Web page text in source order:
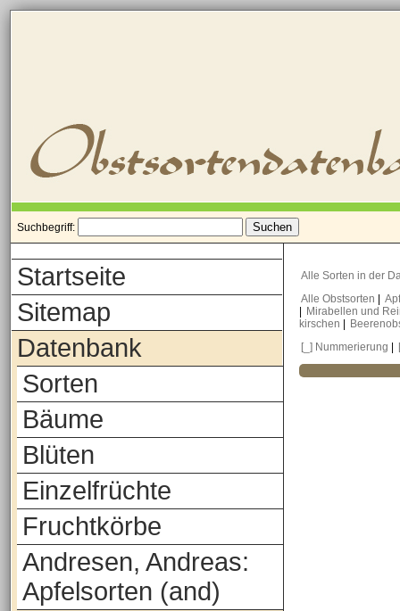
Suchbegriff:
Startseite
Sitemap
Datenbank
Sorten
Bäume
Blüten
Einzelfrüchte
Fruchtkörbe
Andresen, Andreas:
Apfelsorten (and)
Alle Sorten in der
Alle Obstsorten
Mirabellen und
kirschen
[_] Nummerierung